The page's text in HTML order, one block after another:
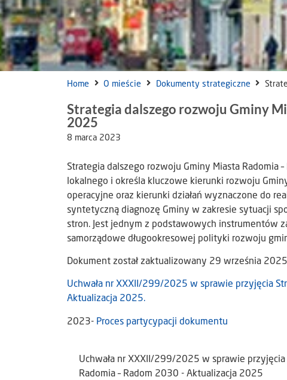
Home O mieście Dokumenty strategiczne
Strategia dalszego rozwoju Gminy
2025
8 marca 2023
Strategia dalszego rozwoju Gminy Miasta
lokalnego i określa kluczowe kierunki rozwoju
operacyjne oraz kierunki działań wyznaczone do
syntetyczną diagnozę Gminy w zakresie sytuacji
stron. Jest jednym z podstawowych instrumentów
samorządowe długookresowej polityki rozwoju
Dokument został zaktualizowany 29 września
Uchwała nr XXXII/299/2025 w sprawie przyjęcia
Aktualizacja 2025.
2023- Proces partycypacji dokumentu
Uchwała nr XXXII/299/2025 w sprawie
Radomia – Radom 2030 - Aktualizacja 2025